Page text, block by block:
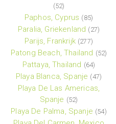
(52)
Paphos, Cyprus (85)
Paralia, Griekenland (27)
Parijs, Frankrijk (277)
Patong Beach, Thailand (52)
Pattaya, Thailand (64)
Playa Blanca, Spanje (47)
Playa De Las Americas,
Spanje (52)
Playa De Palma, Spanje (54)